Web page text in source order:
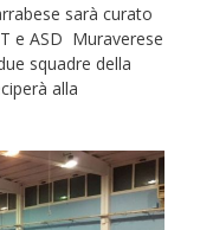
sarà curato
e ASD Muraverese
squadre della
alla